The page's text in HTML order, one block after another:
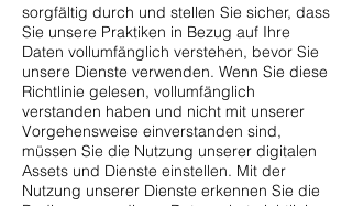
sorgfältig durch und stellen Sie sicher, dass
Sie unsere Praktiken in Bezug auf Ihre
Daten vollumfänglich verstehen, bevor Sie
unsere Dienste verwenden. Wenn Sie diese
Richtlinie gelesen, vollumfänglich
verstanden haben und nicht mit unserer
Vorgehensweise einverstanden sind,
müssen Sie die Nutzung unserer digitalen
Assets und Dienste einstellen. Mit der
Nutzung unserer Dienste erkennen Sie die